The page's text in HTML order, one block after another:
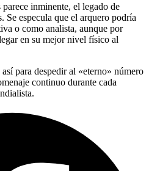
inminente, el legado de
Se especula que el arquero podría
o como analista, aunque por
en su mejor nivel físico al
para despedir al «eterno» número
continuo durante cada